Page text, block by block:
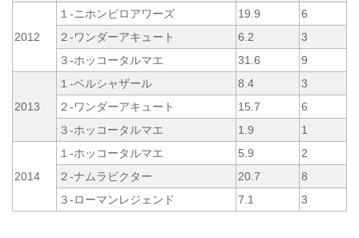
2012
１-ニホンピロアワーズ 19.9
6
２-ワンダーアキュート
6.2
3
３-ホッコータルマエ
31.6 9
2013
１-ベルシャザール 8.4
3
２-ワンダーアキュート
15.7
6
３-ホッコータルマエ
1.9 1
2014
１-ホッコータルマエ 5.9
2
２-ナムラビクター
20.7
8
３-ローマンレジェンド
7.1 3